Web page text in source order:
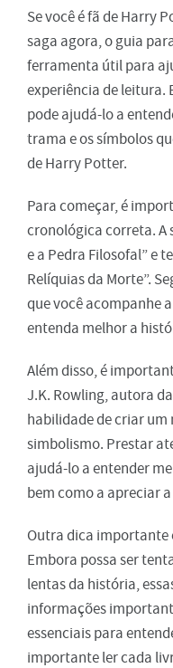
Se você é fã de Harry
saga agora, o guia
ferramenta útil para
experiência de leitura.
pode ajudá-lo a
trama e os símbolos
de Harry Potter.
Para começar, é
cronológica correta. A
e a Pedra Filosofal” e
Relíquias da Morte”.
que você acompanhe
entenda melhor a
Além disso, é
J.K. Rowling, autora
habilidade de criar um
simbolismo. Prestar
ajudá-lo a entender
bem como a apreciar
Outra dica importante
Embora possa ser
lentas da história,
informações
essenciais para
importante ler cada